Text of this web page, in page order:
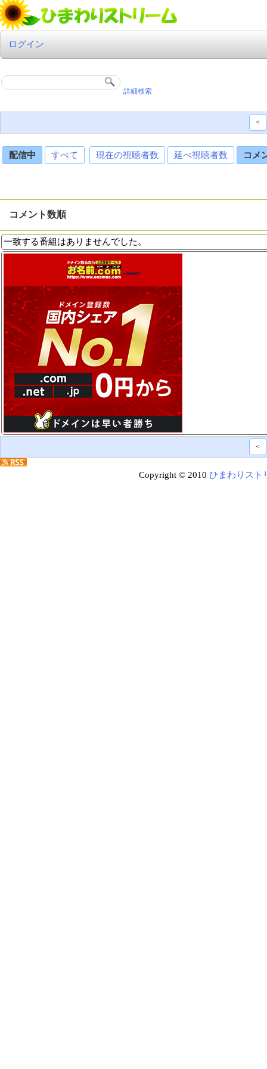
ログイン
詳細検索
<
配信中 すべて 現在の視聴者数 延べ視聴者数 コメ
コメント数順
一致する番組はありませんでした。
<
Copyright © 2010 ひまわりスト